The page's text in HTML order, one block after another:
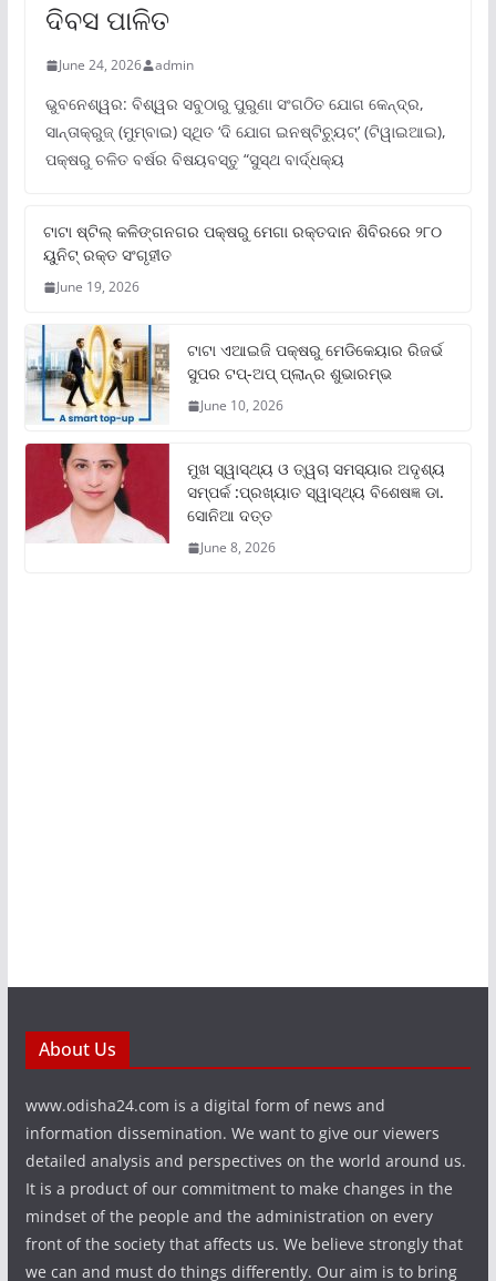
ଦିବସ ପାଳିତ
June 24, 2026 admin
ଭୁବନେଶ୍ୱର: ବିଶ୍ୱର ସବୁଠାରୁ ପୁରୁଣା ସଂଗଠିତ ଯୋଗ କେନ୍ଦ୍ର,
ସାନ୍ତାକ୍ରୁଜ୍ (ମୁମ୍ବାଇ) ସ୍ଥିତ ‘ଦି ଯୋଗ ଇନଷ୍ଟିଚ୍ୟୁଟ୍‌’ (ଟିୱାଇଆଇ),
ପକ୍ଷରୁ ଚଳିତ ବର୍ଷର ବିଷୟବସ୍ତୁ “ସୁସ୍ଥ ବାର୍ଦ୍ଧକ୍ୟ
ଟାଟା ଷ୍ଟିଲ୍‌ କଳିଙ୍ଗନଗର ପକ୍ଷରୁ ମେଗା ରକ୍ତଦାନ ଶିବିରରେ ୨୮୦
ୟୁନିଟ୍‌ ରକ୍ତ ସଂଗୃହୀତ
June 19, 2026
ଟାଟା ଏଆଇଜି ପକ୍ଷରୁ ମେଡିକେୟାର ରିଜର୍ଭ
ସୁପର ଟପ୍‌-ଅପ୍ ପ୍ଲାନ୍‌ର ଶୁଭାରମ୍ଭ
June 10, 2026
ମୁଖ ସ୍ୱାସ୍ଥ୍ୟ ଓ ତ୍ୱଚା ସମସ୍ୟାର ଅଦୃଶ୍ୟ
ସମ୍ପର୍କ :ପ୍ରଖ୍ୟାତ ସ୍ୱାସ୍ଥ୍ୟ ବିଶେଷଜ୍ଞ ଡା.
ସୋନିଆ ଦତ୍ତ
June 8, 2026
About Us
www.odisha24.com is a digital form of news and
information dissemination. We want to give our viewers
detailed analysis and perspectives on the world around us.
It is a product of our commitment to make changes in the
mindset of the people and the administration on every
front of the society that affects us. We believe strongly that
we can and must do things differently. Our aim is to bring